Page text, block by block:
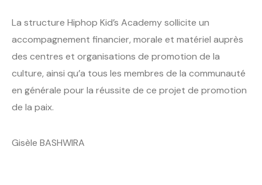
La structure Hiphop Kid’s Academy sollicite un
accompagnement financier, morale et matériel auprès
des centres et organisations de promotion de la
culture, ainsi qu’a tous les membres de la communauté
en générale pour la réussite de ce projet de promotion
de la paix.
Gisèle BASHWIRA